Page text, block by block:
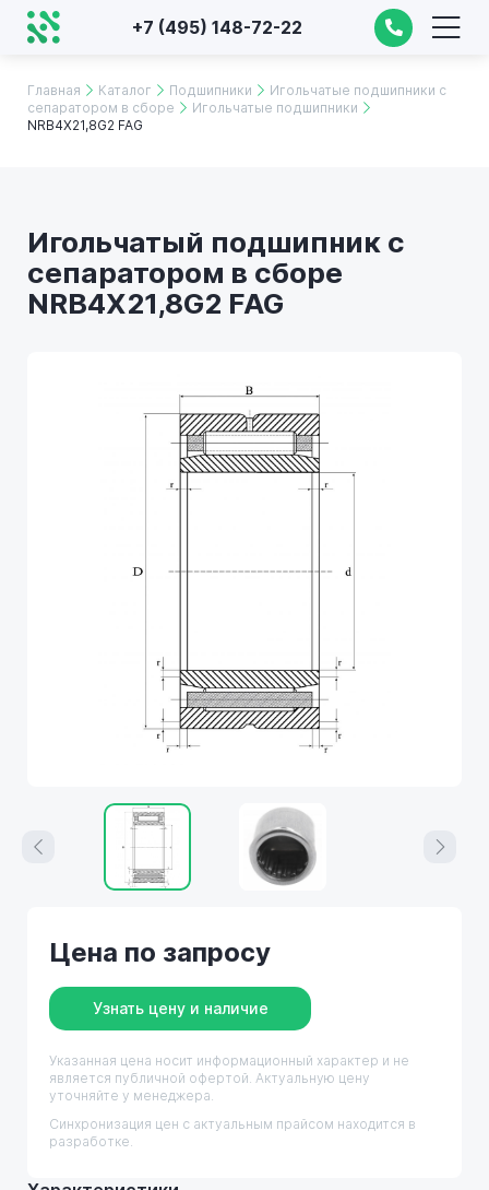
+7 (495) 148-72-22
Главная Каталог Подшипники
Игольчатые подшипники с
сепаратором в сборе
Игольчатые подшипники
NRB4X21,8G2 FAG
Игольчатый подшипник с
сепаратором в сборе
NRB4X21,8G2 FAG
Цена по запросу
Узнать цену и наличие
Указанная цена носит информационный характер и не
является публичной офертой. Актуальную цену
уточняйте у менеджера.
Синхронизация цен с актуальным прайсом находится в
разработке.